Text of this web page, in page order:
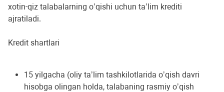
xotin-qiz talabalarning oʼqishi uchun taʼlim krediti
ajratiladi.
Kredit shartlari
15 yilgacha (oliy taʼlim tashkilotlarida oʼqish davri
hisobga olingan holda, talabaning rasmiy oʼqish